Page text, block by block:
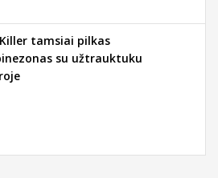
tamsiai pilkas
su užtrauktuku